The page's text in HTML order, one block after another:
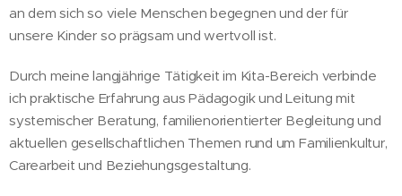
an dem sich so viele Menschen begegnen und der für
unsere Kinder so prägsam und wertvoll ist.
Durch meine langjährige Tätigkeit im Kita-Bereich verbinde
ich praktische Erfahrung aus Pädagogik und Leitung mit
systemischer Beratung, familienorientierter Begleitung und
aktuellen gesellschaftlichen Themen rund um Familienkultur,
Carearbeit und Beziehungsgestaltung.